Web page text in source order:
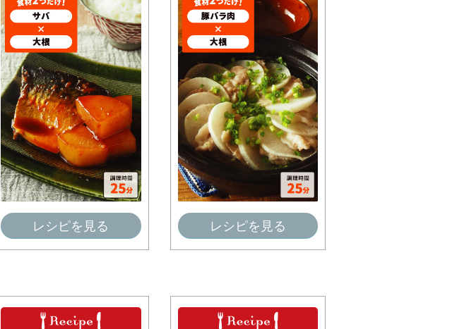
レシピを見る レシピを見る